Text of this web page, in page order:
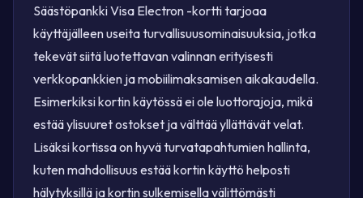
Säästöpankki Visa Electron -kortti tarjoaa
käyttäjälleen useita turvallisuusominaisuuksia, jotka
tekevät siitä luotettavan valinnan erityisesti
verkkopankkien ja mobiilimaksamisen aikakaudella.
Esimerkiksi kortin käytössä ei ole luottorajoja, mikä
estää ylisuuret ostokset ja välttää yllättävät velat.
Lisäksi kortissa on hyvä turvatapahtumien hallinta,
kuten mahdollisuus estää kortin käyttö helposti
hälytyksillä ja kortin sulkemisella välittömästi